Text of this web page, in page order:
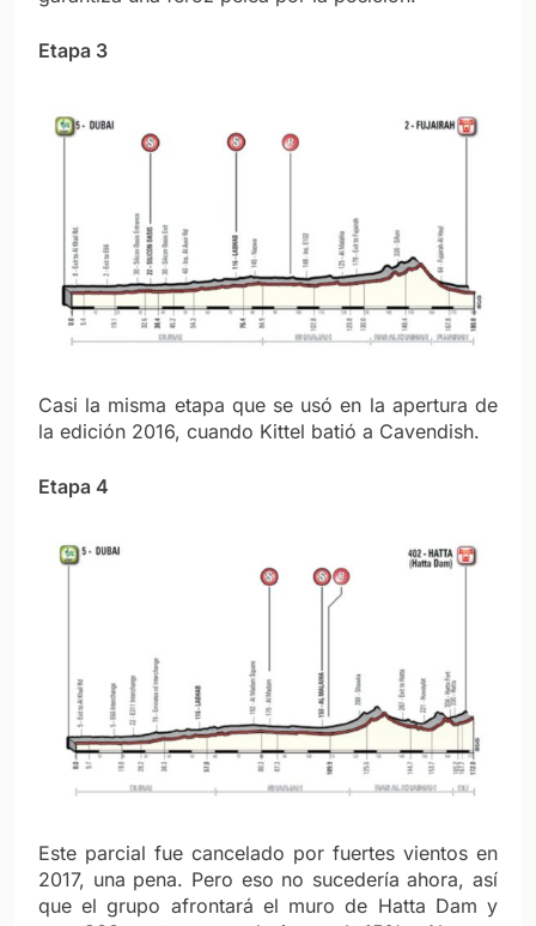
Etapa 3
Casi la misma etapa que se usó en la apertura de
la edición 2016, cuando Kittel batió a Cavendish.
Etapa 4
Este parcial fue cancelado por fuertes vientos en
2017, una pena. Pero eso no sucedería ahora, así
que el grupo afrontará el muro de Hatta Dam y